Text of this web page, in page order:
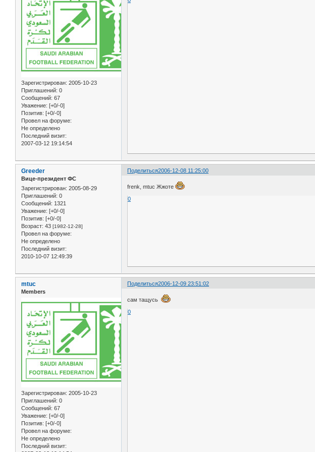
Зарегистрирован: 2005-10-23
Приглашений: 0
Сообщений: 67
Уважение: [+0/-0]
Позитив: [+0/-0]
Провел на форуме:
Не определено
Последний визит:
2007-03-12 19:14:54
Поделиться2006-12-08 11:25:00
Greeder
Вице-президент ФС
Зарегистрирован: 2005-08-29
Приглашений: 0
Сообщений: 1321
Уважение: [+0/-0]
Позитив: [+0/-0]
Возраст: 43 [1982-12-28]
Провел на форуме:
Не определено
Последний визит:
2010-10-07 12:49:39
frenk, mtuc Жжоте
0
Поделиться2006-12-09 23:51:02
mtuc
Members
Зарегистрирован: 2005-10-23
Приглашений: 0
Сообщений: 67
Уважение: [+0/-0]
Позитив: [+0/-0]
Провел на форуме:
Не определено
Последний визит:
сам тащусь
0